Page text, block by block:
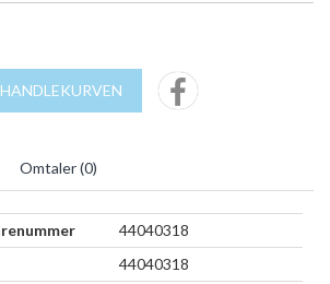
Omtaler (0)
44040318
44040318